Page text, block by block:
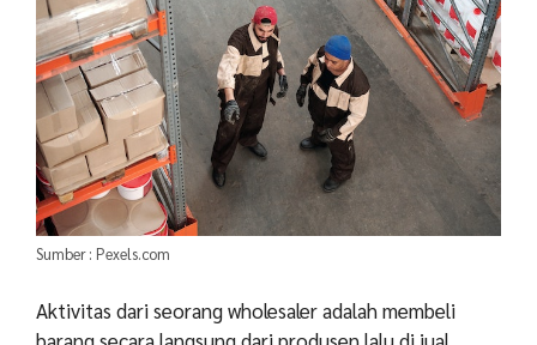
Sumber : Pexels.com
Aktivitas dari seorang wholesaler adalah membeli